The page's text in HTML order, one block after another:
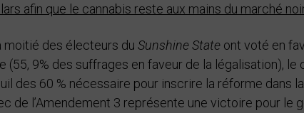
afin que le cannabis reste aux mains du marché
moitié des électeurs du Sunshine Stateont voté en
(55, 9% des suffrages en faveur de la légalisation), le
des 60 % nécessaire pour inscrire la réforme dans
de l’Amendement 3 représente une victoire pour le